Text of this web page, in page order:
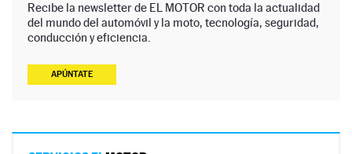
Recibe la newsletter de EL MOTOR con toda la actualidad
del mundo del automóvil y la moto, tecnología, seguridad,
conducción y eficiencia.
APÚNTATE